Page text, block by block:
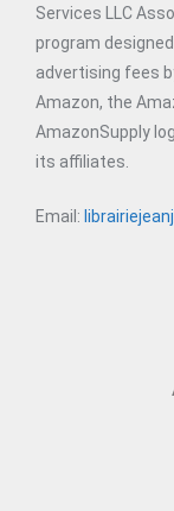
Services LLC
program
advertising fees
Amazon, the
AmazonSupply
its affiliates.
Email: